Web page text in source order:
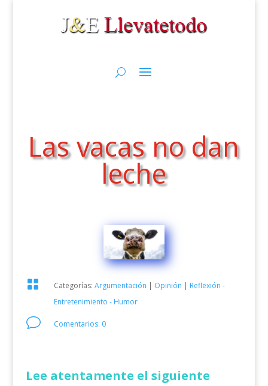
Las vacas no dan
leche
 Categorías: Argumentación | Opinión | Reflexión -
Entretenimiento - Humor
v Comentarios: 0
Lee atentamente el siguiente